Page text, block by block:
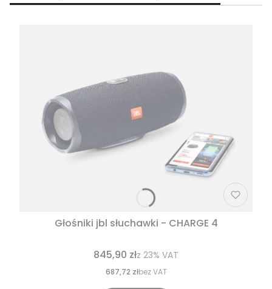
Głośniki jbl słuchawki - CHARGE 4
845,90 złz 23% VAT
687,72 złbez VAT